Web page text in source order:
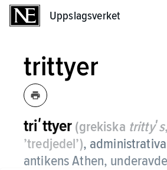
Uppslagsverket
trittyer
triʹttyer (grekiska trittyʹs
’tredjedel’),
antikens Athen,